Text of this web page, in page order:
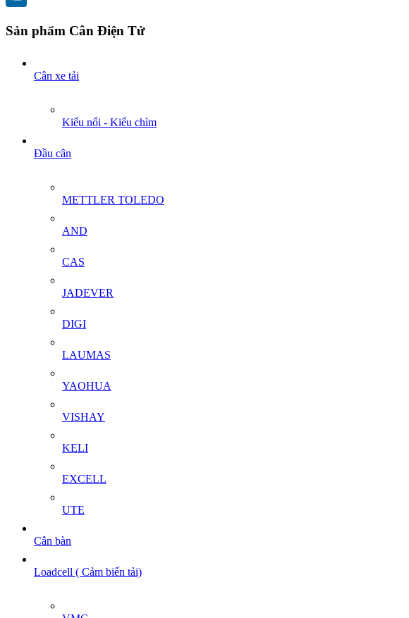
Sản phẩm Cân Điện Tử
Cân xe tải
Kiểu nổi - Kiểu chìm
Đầu cân
METTLER TOLEDO
AND
CAS
JADEVER
DIGI
LAUMAS
YAOHUA
VISHAY
KELI
EXCELL
UTE
Cân bàn
Loadcell ( Cảm biến tải)